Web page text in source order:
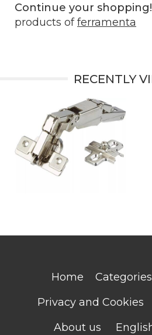
Continue your shopping!
products offerramenta
RECENTLY
Home Categories
Privacy and Cookies
About us